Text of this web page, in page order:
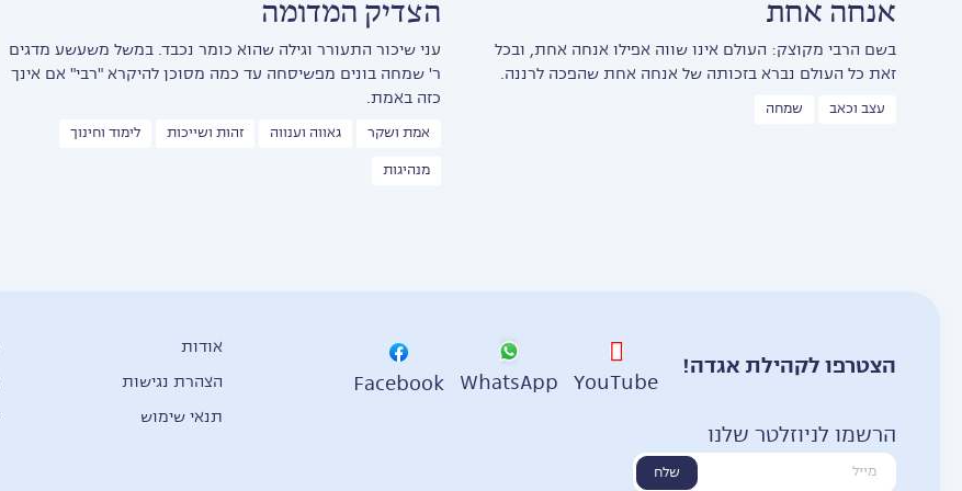
אנחה אחת
בשם הרבי מקוצק: העולם אינו שווה אפילו אנחה אחת, ובכל
זאת כל העולם נברא בזכותה של אנחה אחת שהפכה לרננה.
עצב וכאב שמחה
הצדיק המדומה
עני שיכור התעורר וגילה שהוא כומר נכבד. במשל משעשע מדגים
ר' שמחה בונים מפשיסחה עד כמה מסוכן להיקרא "רבי" אם אינך
כזה באמת.
אמת ושקר גאווה וענווה זהות ושייכות לימוד וחינוך
מנהיגות
הצטרפו לקהילת אגדה!
YouTube
WhatsApp
Facebook
הרשמו לניוזלטר שלנו
שלח
אודות
הצהרת נגישות
תנאי שימוש